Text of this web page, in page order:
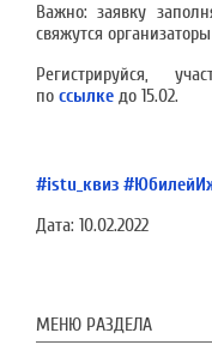
Важно: заявку
свяжутся
Регистрируйся,
по ссылке до 15.02.
#istu_квиз
Дата: 10.02.2022
МЕНЮ РАЗДЕЛА